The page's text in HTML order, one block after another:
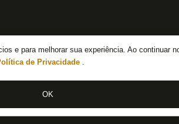
e para melhorar sua experiência. Ao continuar
de Privacidade .
OK
Notícias do Botafogo
Fórum
Jogos